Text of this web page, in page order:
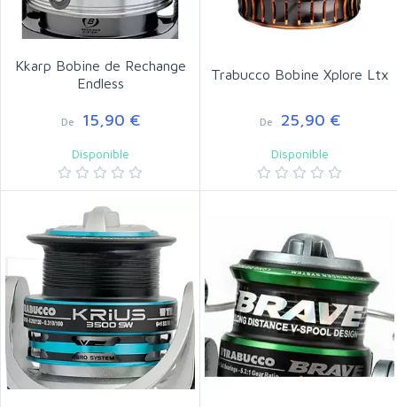
Kkarp Bobine de Rechange
Endless
De 15,90 €
Disponible
Trabucco Bobine Xplore Ltx
De 25,90 €
Disponible